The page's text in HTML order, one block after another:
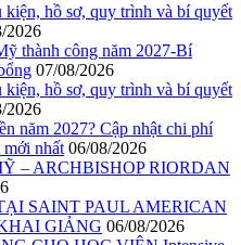
hồ sơ, quy trình và bí quyết
2026
thành công năm 2027-Bí
07/08/2026
hồ sơ, quy trình và bí quyết
2026
năm 2027? Cập nhật chi phí
mới nhất 06/08/2026
– ARCHBISHOP RIORDAN
SAINT PAUL AMERICAN
GIẢNG 06/08/2026